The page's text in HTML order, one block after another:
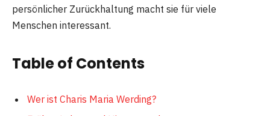
persönlicher Zurückhaltung macht sie für viele
Menschen interessant.
Table of Contents
Wer ist Charis Maria Werding?